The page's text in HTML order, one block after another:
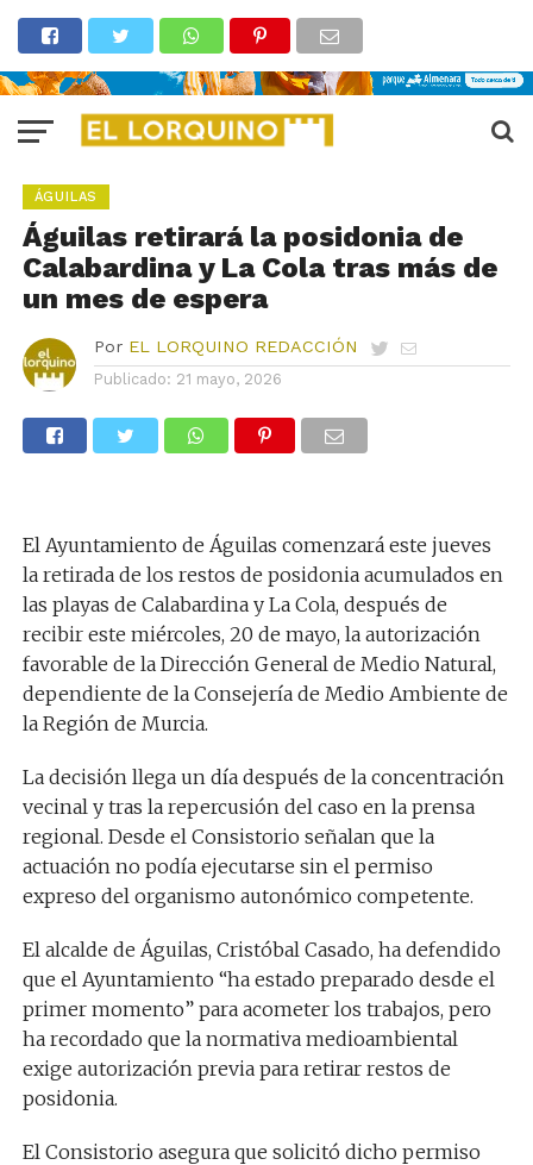
ÁGUILAS
Águilas retirará la posidonia de
Calabardina y La Cola tras más de
un mes de espera
Por EL LORQUINO REDACCIÓN
Publicado: 21 mayo, 2026
El Ayuntamiento de Águilas comenzará este jueves
la retirada de los restos de posidonia acumulados en
las playas de Calabardina y La Cola, después de
recibir este miércoles, 20 de mayo, la autorización
favorable de la Dirección General de Medio Natural,
dependiente de la Consejería de Medio Ambiente de
la Región de Murcia.
La decisión llega un día después de la concentración
vecinal y tras la repercusión del caso en la prensa
regional. Desde el Consistorio señalan que la
actuación no podía ejecutarse sin el permiso
expreso del organismo autonómico competente.
El alcalde de Águilas, Cristóbal Casado, ha defendido
que el Ayuntamiento “ha estado preparado desde el
primer momento” para acometer los trabajos, pero
ha recordado que la normativa medioambiental
exige autorización previa para retirar restos de
posidonia.
El Consistorio asegura que solicitó dicho permiso